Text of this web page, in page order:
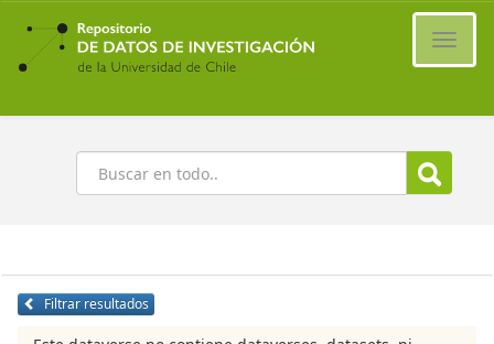
Ir
contenido
principal
Buscar
Filtrar resultados